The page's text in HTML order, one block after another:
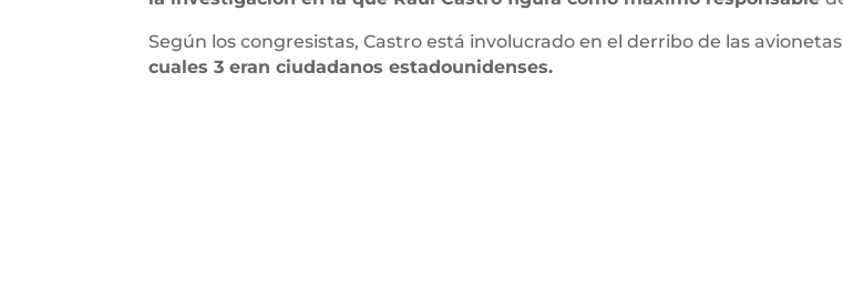
Según los congresistas, Castro está involucrado en el derribo de las
cuales 3 eran ciudadanos estadounidenses.